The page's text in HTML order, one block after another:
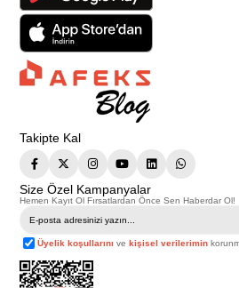
Takipte Kal
Size Özel Kampanyalar
Hemen Kayıt Ol Fırsatlardan Önce Sen Haberdar Ol!
Üyelik koşullarını vekişisel verilerimin